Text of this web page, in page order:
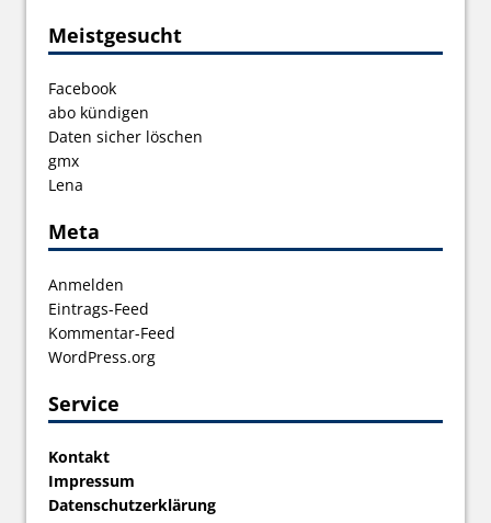
Meistgesucht
Facebook
abo kündigen
Daten sicher löschen
gmx
Lena
Meta
Anmelden
Eintrags-Feed
Kommentar-Feed
WordPress.org
Service
Kontakt
Impressum
Datenschutzerklärung